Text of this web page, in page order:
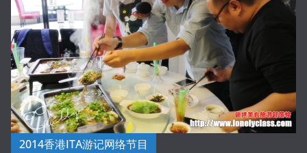
2014香港ITA游记网络节目